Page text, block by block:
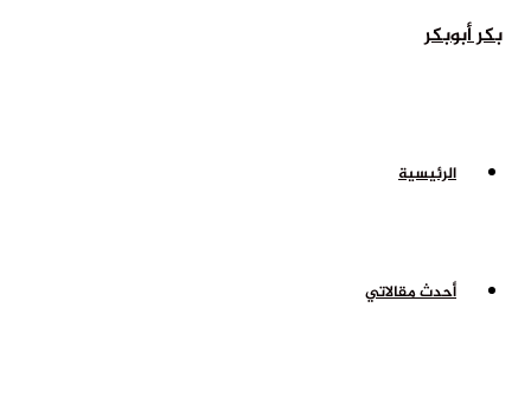
الرئيسية
أحدث مقالاتي